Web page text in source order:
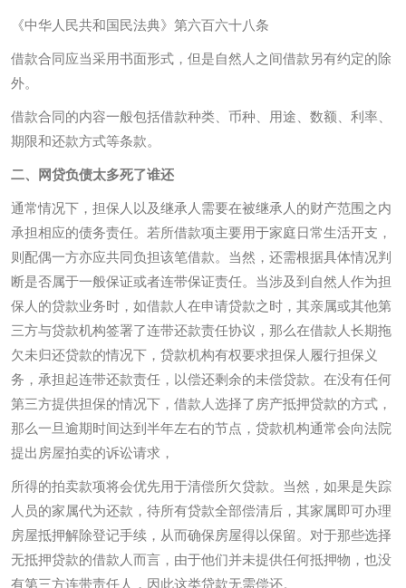
《中华人民共和国民法典》第六百六十八条
借款合同应当采用书面形式，但是自然人之间借款另有约定的除
外。
借款合同的内容一般包括借款种类、币种、用途、数额、利率、
期限和还款方式等条款。
二、网贷负债太多死了谁还
通常情况下，担保人以及继承人需要在被继承人的财产范围之内
承担相应的债务责任。若所借款项主要用于家庭日常生活开支，
则配偶一方亦应共同负担该笔借款。当然，还需根据具体情况判
断是否属于一般保证或者连带保证责任。当涉及到自然人作为担
保人的贷款业务时，如借款人在申请贷款之时，其亲属或其他第
三方与贷款机构签署了连带还款责任协议，那么在借款人长期拖
欠未归还贷款的情况下，贷款机构有权要求担保人履行担保义
务，承担起连带还款责任，以偿还剩余的未偿贷款。在没有任何
第三方提供担保的情况下，借款人选择了房产抵押贷款的方式，
那么一旦逾期时间达到半年左右的节点，贷款机构通常会向法院
提出房屋拍卖的诉讼请求，
所得的拍卖款项将会优先用于清偿所欠贷款。当然，如果是失踪
人员的家属代为还款，待所有贷款全部偿清后，其家属即可办理
房屋抵押解除登记手续，从而确保房屋得以保留。对于那些选择
无抵押贷款的借款人而言，由于他们并未提供任何抵押物，也没
有第三方连带责任人，因此这类贷款无需偿还。